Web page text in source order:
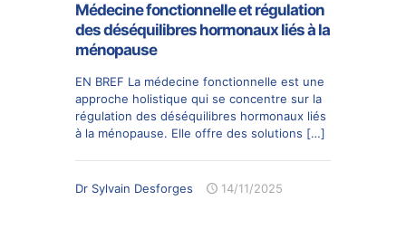
Médecine fonctionnelle et régulation
des déséquilibres hormonaux liés à la
ménopause
EN BREF La médecine fonctionnelle est une
approche holistique qui se concentre sur la
régulation des déséquilibres hormonaux liés
à la ménopause. Elle offre des solutions […]
Dr Sylvain Desforges 14/11/2025